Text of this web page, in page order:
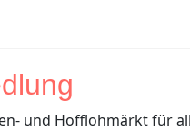
und Hofflohmärkt für